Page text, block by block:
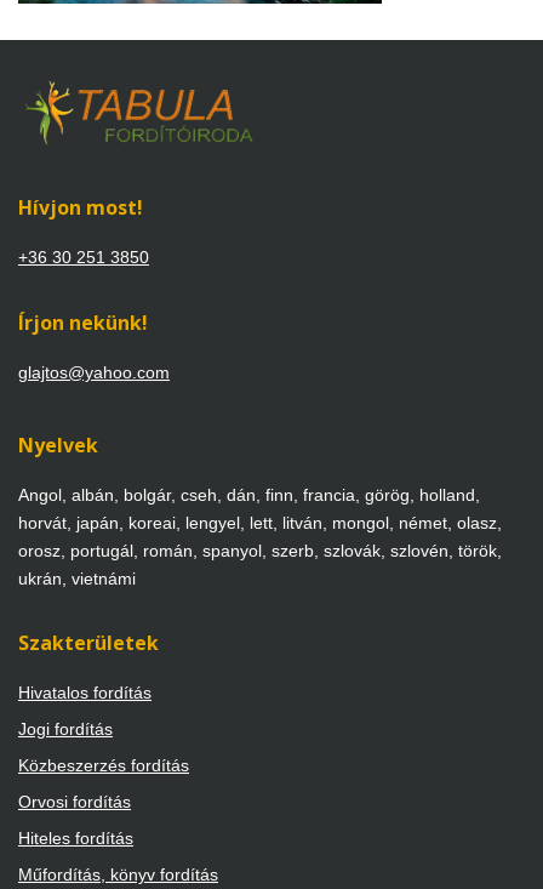
Hívjon most!
+36 30 251 3850
Írjon nekünk!
glajtos@yahoo.com
Nyelvek
Angol, albán, bolgár, cseh, dán, finn, francia, görög, holland,
horvát, japán, koreai, lengyel, lett, litván, mongol, német, olasz,
orosz, portugál, román, spanyol, szerb, szlovák, szlovén, török,
ukrán, vietnámi
Szakterületek
Hivatalos fordítás
Jogi fordítás
Közbeszerzés fordítás
Orvosi fordítás
Hiteles fordítás
Műfordítás, könyv fordítás